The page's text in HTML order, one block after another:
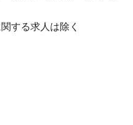
する求人は除く